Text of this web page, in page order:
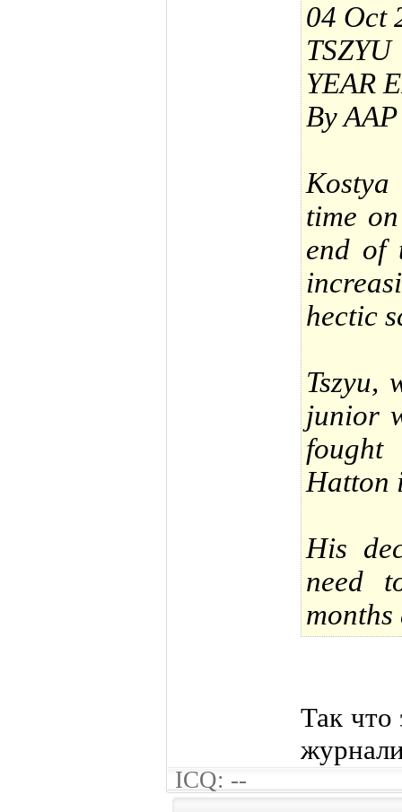
04 Oct
YEAR
By
time
end of
hectic
Tszyu,
junior
Hatton
His
need
months
Так что
ICQ: --